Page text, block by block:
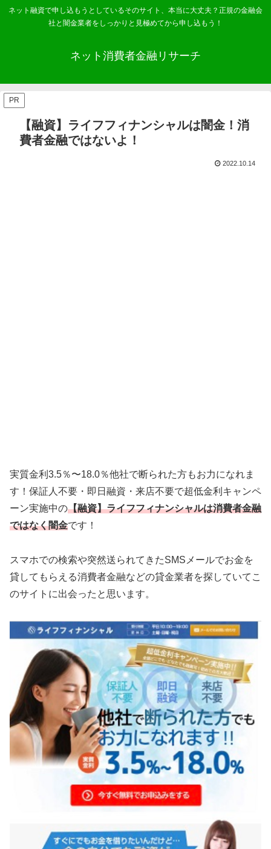
ネット融資で申し込もうとしているそのサイト、本当に大丈夫？正規の金融会
社と闇金業者をしっかりと見極めてから申し込もう！
ネット消費者金融リサーチ
PR
【融資】ライフフィナンシャルは闇金！消
費者金融ではないよ！
2022.10.14
実質金利3.5％〜18.0％他社で断られた方もお力になれま
す！保証人不要・即日融資・来店不要で超低金利キャンペ
ーン実施中の【融資】ライフフィナンシャルは消費者金融
ではなく闇金です！
スマホでの検索や突然送られてきたSMSメールでお金を
貸してもらえる消費者金融などの貸金業者を探していてこ
のサイトに出会ったと思います。